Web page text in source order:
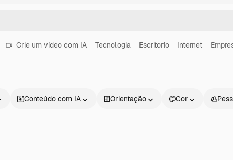
Crie um vídeo com IA Tecnologia Escritorio Internet
Conteúdo com IA Orientação Cor